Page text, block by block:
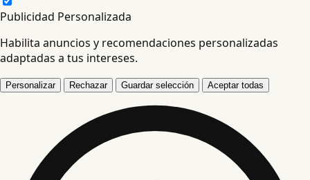
Publicidad Personalizada
Habilita anuncios y recomendaciones personalizadas
adaptadas a tus intereses.
Personalizar Rechazar Guardar selección Aceptar todas